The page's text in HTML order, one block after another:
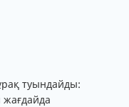
туындайды: